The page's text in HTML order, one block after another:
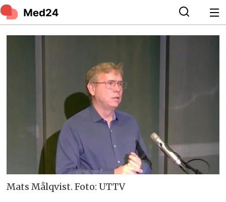
Mats Målqvist. Foto: UTTV